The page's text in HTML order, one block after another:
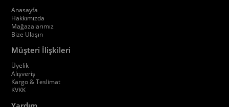
Anasayfa
Hakkımızda
Mağazalarımız
Bize Ulaşın
Müşteri İlişkileri
Üyelik
Alışveriş
Kargo & Teslimat
KVKK